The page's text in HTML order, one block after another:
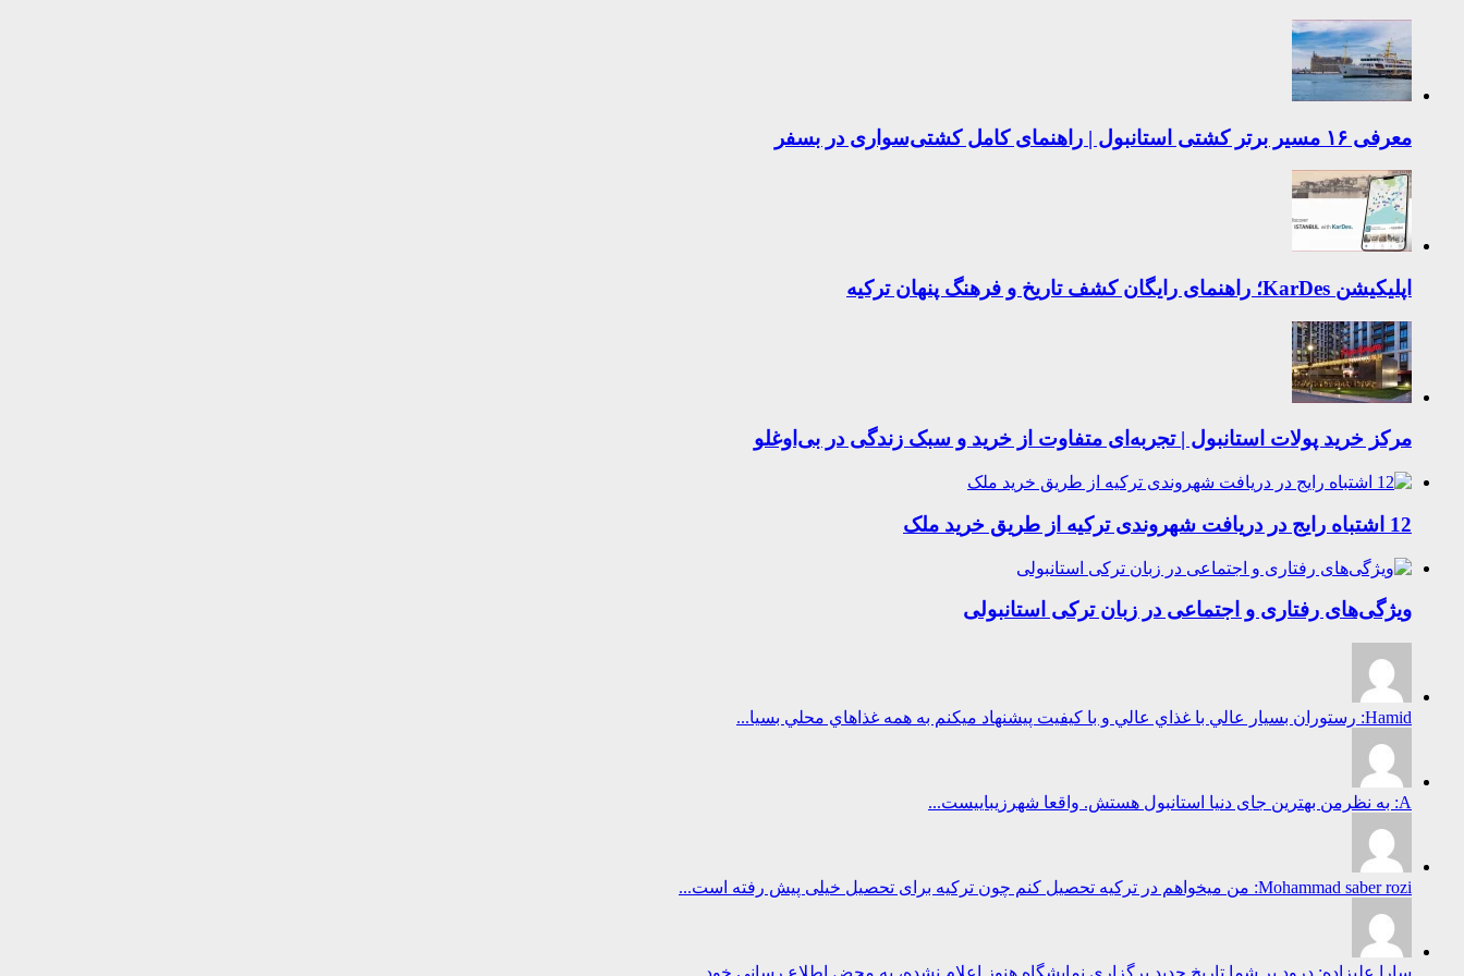
معرفی ۱۶ مسیر برتر کشتی استانبول | راهنمای کامل کشتی‌سواری در بسفر
اپلیکیشن KarDes؛ راهنمای رایگان کشف تاریخ و فرهنگ پنهان ترکیه
مرکز خرید پولات استانبول | تجربه‌ای متفاوت از خرید و سبک زندگی در بی‌اوغلو
12 اشتباه رایج در دریافت شهروندی ترکیه از طریق خرید ملک
ویژگی‌های رفتاری و اجتماعی در زبان ترکی استانبولی
Hamid: رستوران بسيار عالي با غذاي عالي و با كيفيت پيشنهاد ميكنم به همه غذاهاي محلي بسيا...
A: به نظرمن بهترین جای دنیا استانبول هستش. واقعا شهرزیباییست...
Mohammad saber rozi: من میخواهم در ترکیه تحصیل کنم چون ترکیه برای تحصیل خیلی پیش رفته است...
سارا علیزاده: درود بر شما تاریخ جدید برگزاری نمایشگاه هنوز اعلام نشده، به محض اطلاع رسانی خود...